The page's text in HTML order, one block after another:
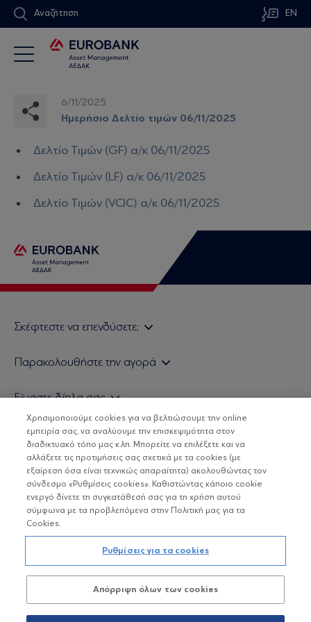
Αναζήτηση EN
6/11/2025
Ημερήσιο Δελτίο τιμών 06/11/2025
Δελτίο Τιμών (GF) α/κ 06/11/2025
Δελτίο Τιμών (LF) α/κ 06/11/2025
Δελτίο Τιμών (VCIC) α/κ 06/11/2025
Σκέφτεστε να επενδύσετε;
Τιμολογιακή Πολιτική
Δείτε τις πολιτικές μας
Βασικές Γνώσεις
Παρακολουθήστε την αγορά
Τα νέα μας
Χρήσιμοι σύνδεσμοι
Είμαστε δίπλα σας
H Eurobank Asset Management ΑΕΔΑΚ
Επενδυτική φιλοσοφία ESG
Πιστοποιημένα στελέχη και συνεργάτες
Αποστολή Βιογραφικών
ΟΙ ΟΣΕΚΑ ΔΕΝ ΕΧΟΥΝ ΕΓΓΥΗΜΕΝΗ ΑΠΟΔΟΣΗ ΚΑΙ ΟΙ
ΠΡΟΗΓΟΥΜΕΝΕΣ ΑΠΟΔΟΣΕΙΣ ΔΕΝ ΔΙΑΣΦΑΛΙΖΟΥΝ ΤΙΣ
ΜΕΛΛΟΝΤΙΚΕΣ
Copyright © Eurobank ΑΕΔΑΚ
Προστασία Προσωπικών Δεδομένων
Όροι χρήσης
Χρησιμοποιούμε cookies για να βελτιώσουμε την online
εμπειρία σας, να αναλύουμε την επισκεψιμότητα στον
διαδικτυακό τόπο μας κ.λπ. Μπορείτε να επιλέξετε και να
αλλάξετε τις προτιμήσεις σας σχετικά με τα cookies (με
εξαίρεση όσα είναι τεχνικώς απαραίτητα) ακολουθώντας τον
σύνδεσμο «Ρυθμίσεις cookies». Καθιστώντας κάποιο cookie
ενεργό δίνετε τη συγκατάθεσή σας για τη χρήση αυτού
σύμφωνα με τα προβλεπόμενα στην Πολιτική μας για τα
Cookies.
Ρυθμίσεις για τα cookies
Απόρριψη όλων των cookies